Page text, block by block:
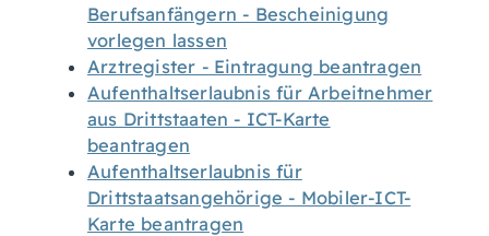
Berufsanfängern - Bescheinigung
vorlegen lassen
Arztregister - Eintragung beantragen
Aufenthaltserlaubnis für Arbeitnehmer
aus Drittstaaten - ICT-Karte
beantragen
Aufenthaltserlaubnis für
Drittstaatsangehörige - Mobiler-ICT-
Karte beantragen